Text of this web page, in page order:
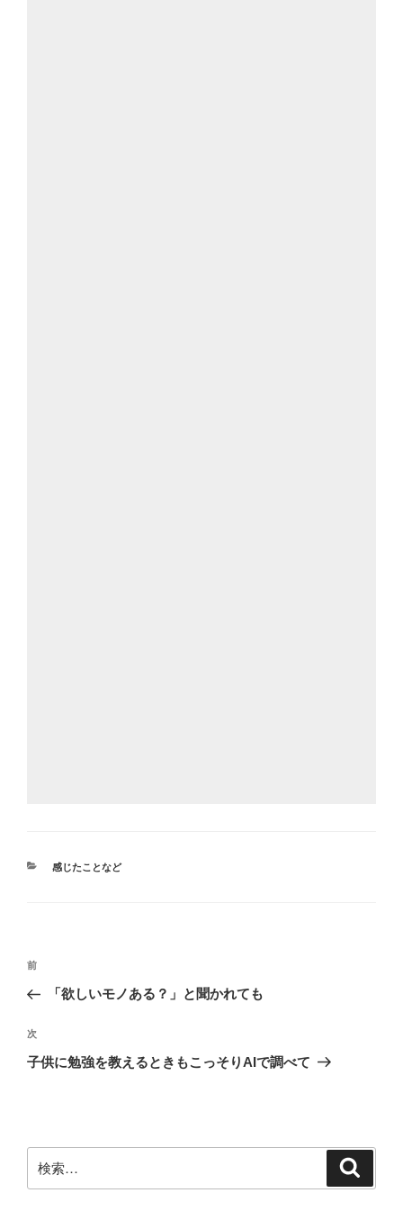
カ
感じたことなど
投
ナ
ビ
ゲ
ン
前
の
稿
前
「欲しいモノある？」と聞かれても
次
の
次
子供に勉強を教えるときもこっそりAIで調べて
索: